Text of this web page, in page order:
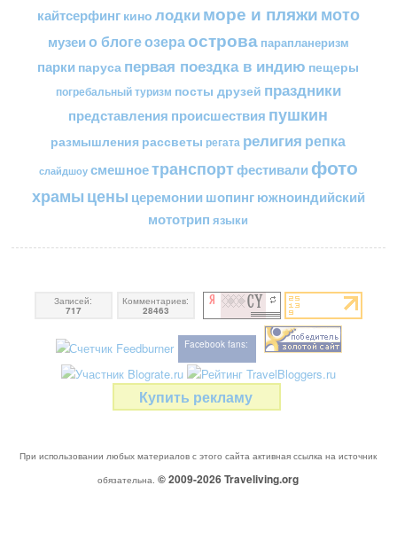
кайтсерфинг кино лодкиморе и пляжимото
музеи о блогеозераострова парапланеризм
парки паруса первая поездка в индию пещеры
погребальный туризм посты друзей праздники
представления происшествия пушкин
размышления рассветы регата религия репка
слайдшоу смешноетранспортфестивали фото
храмы цены церемонии шопингюжноиндийский
мототрип языки
Записей:
717
Комментариев:
28463
Facebook fans:
Купить рекламу
При использовании любых материалов с этого сайта активная ссылка на источник
обязательна. © 2009-2026Traveliving.org